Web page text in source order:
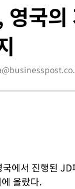
영국의
에서 진행된
올랐다.